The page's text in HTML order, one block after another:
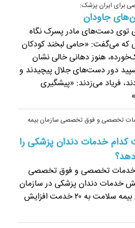
برای ایران پزشک:
جاودان
توی دست‌های مادر پسرک نگاه
که می‌گفت: «حامی لبخند کودکان
هنوز دهانی خالی نشان
دور دست‌های جلال پیچیدند و
فریاد می‌زدند: «پیشگیری
تخصصی و فوق تخصصی سازمان بیمه
کدام خدمات دندان پزشکی را
خدمات تخصصی و فوق تخصصی
خدمات دندان پزشکی در سازمان
بیمه سلامت، با هماهنگی شورای عالی بیمه سلامت به ۲۰ خدمت افزایش